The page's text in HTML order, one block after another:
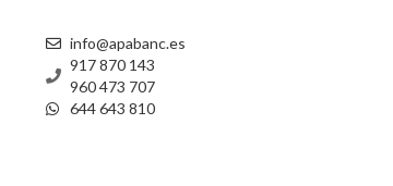
info@apabanc.es
917 870 143
960 473 707
644 643 810